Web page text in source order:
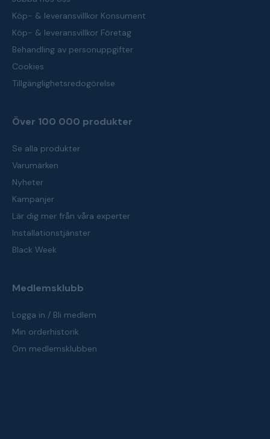
Köp- & leveransvillkor Konsument
Köp- & leveransvillkor Företag
Behandling av personuppgifter
Cookies
Tillgänglighetsredogörelse
Över 100 000 produkter
Se alla produkter
Varumärken
Nyheter
Kampanjer
Lär dig mer från våra experter
Installationstjänster
Black Week
Medlemsklubb
Logga in / Bli medlem
Min orderhistorik
Om medlemsklubben